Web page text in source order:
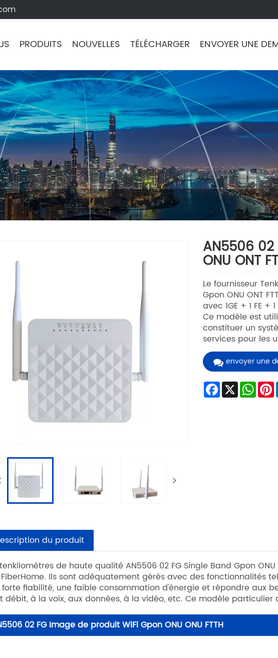
PRODUITS NOUVELLES TÉLÉCHARGER ENVOYER UNE
AN5506
ONU ONT
Le fournisseur
Gpon ONU ONT
avec 1GE + 1 FE
Ce modèle est
constituer un
services pour les
envoyer une
Facebook
X
du produit
de haute qualité AN5506 02 FG Single Band Gpon
Ils sont adéquatement gérés avec des fonctionnalités
fiabilité, une faible consommation d'énergie et répondre aux
débit, à la voix, aux données, à la vidéo, etc. Ce modèle particulier
02 FG Image de produit WiFi Gpon ONU ONU FTTH